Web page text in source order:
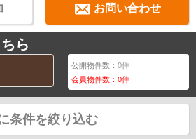
お問い合わせ
ら
公開物件数：0件
会員物件数：0件
条件を絞り込む